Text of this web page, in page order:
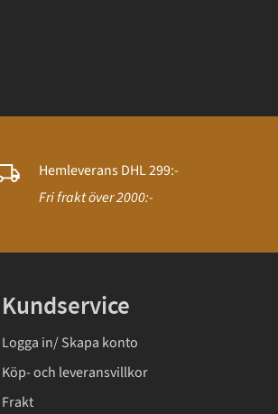
Hemleverans DHL 299:-
Fri frakt över 2000:-
Kundservice
Logga in/ Skapa konto
Köp- och leveransvillkor
Frakt